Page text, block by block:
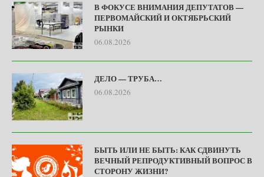
В ФОКУСЕ ВНИМАНИЯ ДЕПУТАТОВ —
ПЕРВОМАЙСКИЙ И ОКТЯБРЬСКИЙ
РЫНКИ
06.08.2026
ДЕЛО — ТРУБА…
06.08.2026
БЫТЬ ИЛИ НЕ БЫТЬ: КАК СДВИНУТЬ
ВЕЧНЫЙ РЕПРОДУКТИВНЫЙ ВОПРОС В
СТОРОНУ ЖИЗНИ?